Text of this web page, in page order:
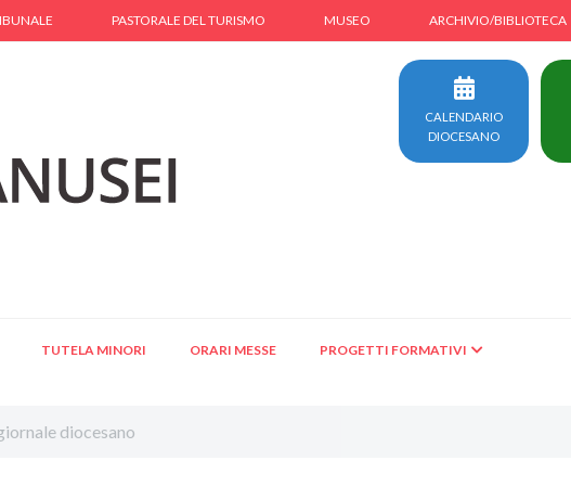
PASTORALE DEL TURISMO MUSEO ARCHIVIO/BIBLIOTECA
CALENDARIO
DIOCESANO
TUTELA MINORI ORARI MESSE PROGETTI FORMATIVI
diocesano